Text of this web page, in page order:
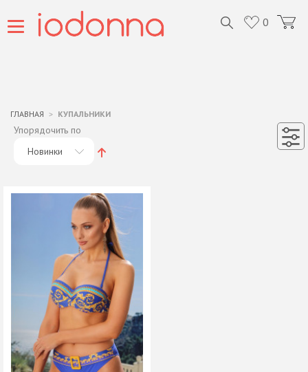
0
ГЛАВНАЯ КУПАЛЬНИКИ
Упорядочить по
Новинки